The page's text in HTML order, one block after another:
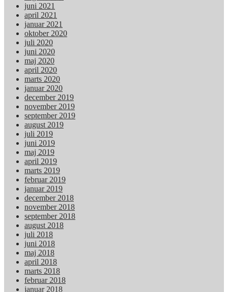
juni 2021
april 2021
januar 2021
oktober 2020
juli 2020
juni 2020
maj 2020
april 2020
marts 2020
januar 2020
december 2019
november 2019
september 2019
august 2019
juli 2019
juni 2019
maj 2019
april 2019
marts 2019
februar 2019
januar 2019
december 2018
november 2018
september 2018
august 2018
juli 2018
juni 2018
maj 2018
april 2018
marts 2018
februar 2018
januar 2018